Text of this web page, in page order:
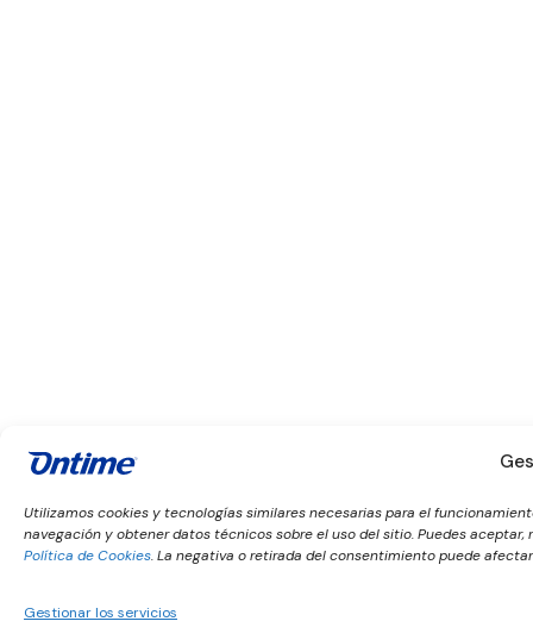
Utilizamos cookies y tecnologías similares necesarias para el
navegación y obtener datos técnicos sobre el uso del sitio. Puedes
Política de Cookies. La negativa o retirada del consentimiento puede
Gestionar los servicios